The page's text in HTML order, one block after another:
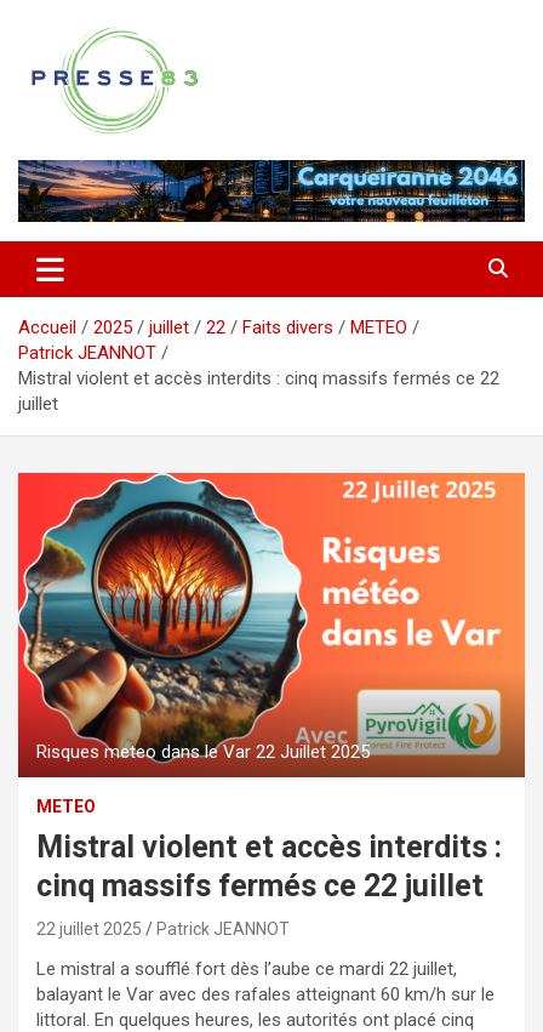
contenu
Presse 83
Accueil 2025 juillet 22 Faits divers
METEO
Patrick JEANNOT
Mistral violent et accès interdits : cinq massifs fermés ce 22
juillet
Risques meteo dans le Var 22 Juillet 2025
METEO
Mistral violent et accès interdits :
cinq massifs fermés ce 22 juillet
22 juillet 2025 Patrick JEANNOT
Le mistral a soufflé fort dès l’aube ce mardi 22 juillet,
balayant le Var avec des rafales atteignant 60 km/h sur le
littoral. En quelques heures, les autorités ont placé cinq